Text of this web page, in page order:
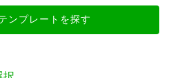
ンプレートを探す